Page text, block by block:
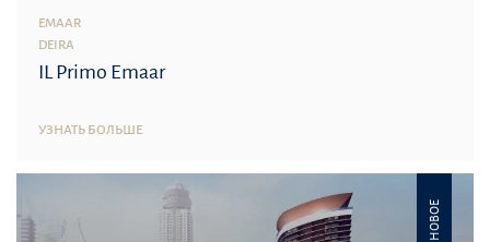
EMAAR
DEIRA
IL Primo Emaar
УЗНАТЬ БОЛЬШЕ
НОВОЕ